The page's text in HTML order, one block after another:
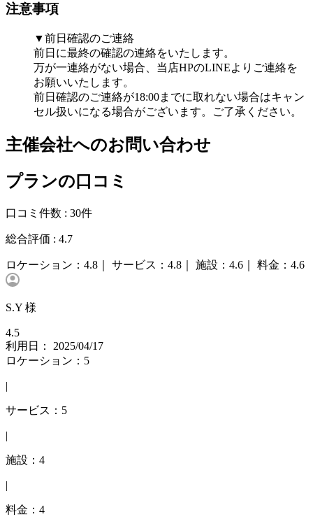
注意事項
▼前日確認のご連絡
前日に最終の確認の連絡をいたします。
万が一連絡がない場合、当店HPのLINEよりご連絡を
お願いいたします。
前日確認のご連絡が18:00までに取れない場合はキャン
セル扱いになる場合がございます。ご了承ください。
主催会社へのお問い合わせ
プランの口コミ
口コミ件数 : 30件
総合評価 : 4.7
ロケーション： 4.8｜ サービス： 4.8｜ 施設： 4.6｜ 料金： 4.6
S.Y 様
4.5
利用日： 2025/04/17
ロケーション：5
|
サービス：5
|
施設：4
|
料金：4